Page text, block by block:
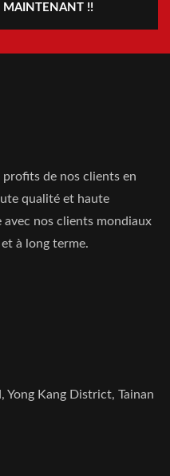
MAINTENANT !!
de nos clients en
qualité et haute
nos clients mondiaux
à long terme.
Yong Kang District, Tainan